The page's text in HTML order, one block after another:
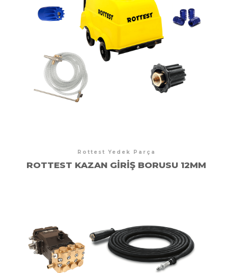
Rottest Yedek Parça
ROTTEST KAZAN GIRIŞ BORUSU 12MM